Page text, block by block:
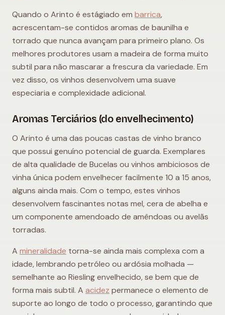
Quando o Arinto é estágiado em barrica,
acrescentam-se contidos aromas de baunilha e
torrado que nunca avançam para primeiro plano. Os
melhores produtores usam a madeira de forma muito
subtil para não mascarar a frescura da variedade. Em
vez disso, os vinhos desenvolvem uma suave
especiaria e complexidade adicional.
Aromas Terciários (do envelhecimento)
O Arinto é uma das poucas castas de vinho branco
que possui genuíno potencial de guarda. Exemplares
de alta qualidade de Bucelas ou vinhos ambiciosos de
vinha única podem envelhecer facilmente 10 a 15 anos,
alguns ainda mais. Com o tempo, estes vinhos
desenvolvem fascinantes notas mel, cera de abelha e
um componente amendoado de amêndoas ou avelãs
torradas.
A mineralidade torna-se ainda mais complexa com a
idade, lembrando petróleo ou ardósia molhada —
semelhante ao Riesling envelhecido, se bem que de
forma mais subtil. A acidez permanece o elemento de
suporte ao longo de todo o processo, garantindo que